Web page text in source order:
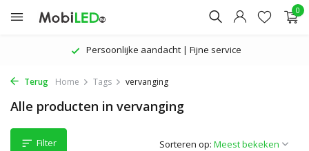
0
Persoonlijke aandacht | Fijne service
Terug Home Tags vervanging
Alle producten in vervanging
Filter Sorteren op: